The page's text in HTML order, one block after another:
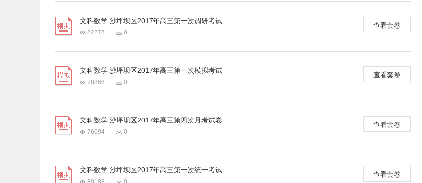
文科数学 沙坪坝区2017年高三第一次调研考试
82278 0
查看套卷
文科数学 沙坪坝区2017年高三第一次模拟考试
78866 0
查看套卷
文科数学 沙坪坝区2017年高三第四次月考试卷
76094 0
查看套卷
文科数学 沙坪坝区2017年高三第一次统一考试
80188 0
查看套卷